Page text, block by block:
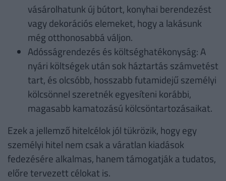
vásárolhatunk új bútort, konyhai berendezést
vagy dekorációs elemeket, hogy a lakásunk
még otthonosabbá váljon.
Adósságrendezés és költséghatékonyság: A
nyári költségek után sok háztartás számvetést
tart, és olcsóbb, hosszabb futamidejű személyi
kölcsönnel szeretnék egyesíteni korábbi,
magasabb kamatozású kölcsöntartozásaikat.
Ezek a jellemző hitelcélok jól tükrözik, hogy egy
személyi hitel nem csak a váratlan kiadások
fedezésére alkalmas, hanem támogatják a tudatos,
előre tervezett célokat is.